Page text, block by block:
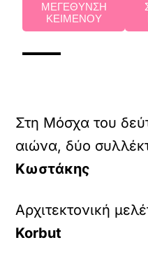
ΜΕΓΕΘΥΝΣΗ
ΚΕΙΜΕΝΟΥ
Στη Μόσχα του
αιώνα, δύο
Κωστάκης
Αρχιτεκτονική
Korbut